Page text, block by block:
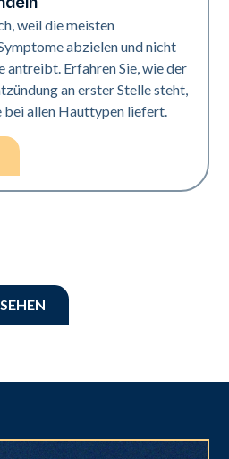
weil die meisten
abzielen und nicht
antreibt. Erfahren Sie, wie der
an erster Stelle steht,
bei allen Hauttypen liefert.